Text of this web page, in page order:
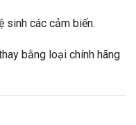
sinh các cảm biến.
bằng loại chính hãng